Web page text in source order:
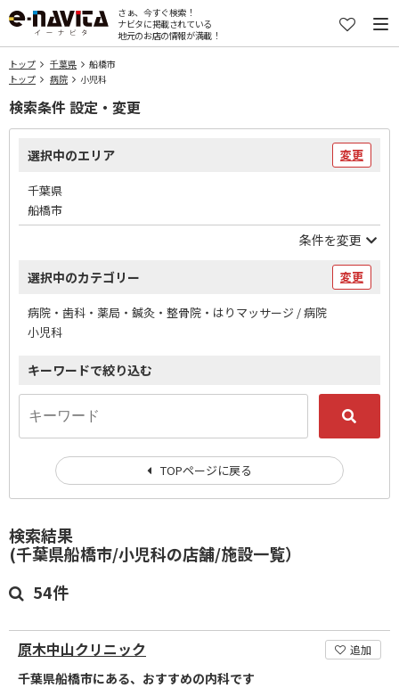
さぁ、今すぐ検索！
ナビタに掲載されている
地元のお店の情報が満載！
トップ 千葉県
船橋市
トップ
病院 小児科
検索結果
(千葉県船橋市/小児科の店舗/施設一覧）
54件
原木中山クリニック 追加
千葉県船橋市にある、おすすめの内科です
検索条件 設定・変更
選択中のエリア 変更
千葉県
船橋市
条件を変更
選択中のカテゴリー 変更
病院・歯科・薬局・鍼灸・整骨院・はりマッサージ / 病院
小児科
キーワードで絞り込む
TOPページに戻る